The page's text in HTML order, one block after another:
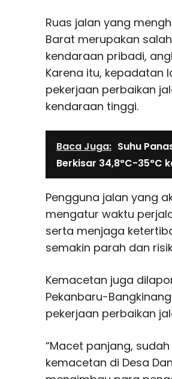
Ruas jalan yang
Barat merupakan
kendaraan pribadi,
Karena itu, kepadatan
pekerjaan perbaikan
kendaraan tinggi.
Baca Juga: Suhu
Berkisar 34,8°C-35°C
Pengguna jalan yang
mengatur waktu
serta menjaga
semakin parah dan
Kemacetan juga
Pekanbaru-
pekerjaan perbaikan
“Macet panjang,
kemacetan di Desa